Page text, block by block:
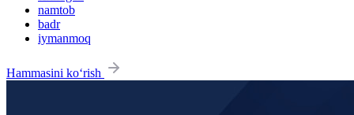
namtob
badr
iymanmoq
Hammasini ko‘rish